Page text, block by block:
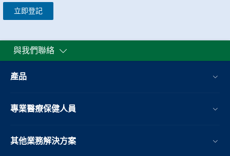
立即登記
與我們聯絡
產品
專業醫療保健人員
其他業務解決方案​